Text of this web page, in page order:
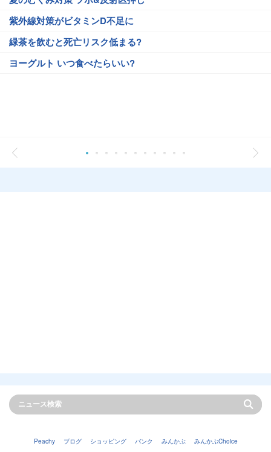
紫外線対策がビタミンD不足に
緑茶を飲むと死亡リスク低まる?
ヨーグルト いつ食べたらいい?
Peachy ブログ ショッピング バンク みんかぶ
みんかぶChoice